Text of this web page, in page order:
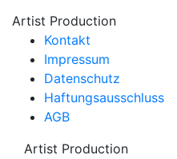
Artist Production
Kontakt
Impressum
Datenschutz
Haftungsausschluss
AGB
Artist Production